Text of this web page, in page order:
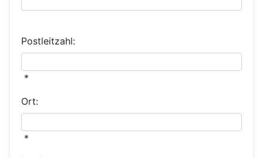
Postleitzahl:
*
Ort:
*